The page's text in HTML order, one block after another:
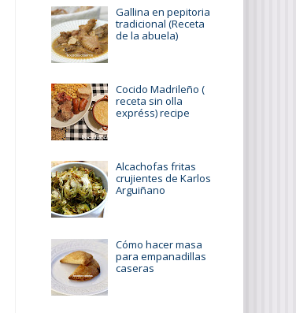
Gallina en pepitoria
tradicional (Receta
de la abuela)
Cocido Madrileño (
receta sin olla
expréss) recipe
Alcachofas fritas
crujientes de Karlos
Arguiñano
Cómo hacer masa
para empanadillas
caseras